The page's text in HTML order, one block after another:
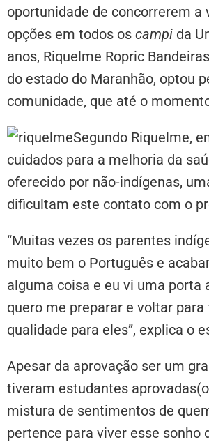
oportunidade de concorrerem a
opções em todos os campi da
anos, Riquelme Ropric
do estado do Maranhão, optou
comunidade, que até o
Segundo Riquelme,
cuidados para a melhoria da
oferecido por não-indígenas,
dificultam este contato com o
“Muitas vezes os parentes
muito bem o Português e
alguma coisa e eu vi uma porta
quero me preparar e voltar
qualidade para eles”, explica o
Apesar da aprovação ser um
tiveram estudantes
mistura de sentimentos de
pertence para viver esse sonho